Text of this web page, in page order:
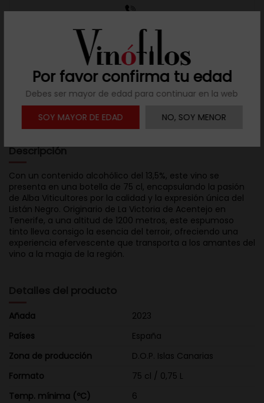
Por favor confirma tu edad
Debes ser mayor de edad para continuar en la web
SOY MAYOR DE EDAD
NO, SOY MENOR
Llámanos al teléfono 691 108 942, de lunes a viernes,
no festivos, de 9h a 17h.
 Descargar ficha
Descripción
Con un contenido alcohólico del 13,5%, este vino se
presenta en una botella de 75 cl, encapsulando la pasión
de Alba Viticultores por la calidad y la expresión única del
Listán Negro. Originario de La Victoria de Acentejo en
Tenerife, a una altitud de 1200 metros, este espumoso
tinto lleva consigo la esencia del terroir, ofreciendo una
experiencia efervescente que transporta a los amantes del
vino a la magia de la región.
Detalles del producto
Añada
2023
Países
España
Zona de producción
D.O.P. Islas Canarias
Formato
75 cl / 0,75 L
Temp. mínima (ºC)
6